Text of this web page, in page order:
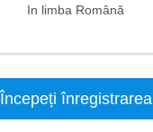
In limba Română
Începeți înregistrarea